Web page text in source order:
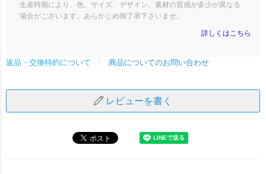
生産時期により、色、サイズ、デザイン、素材の質感が多少が異なる
場合がございます。あらかじめ御了承下さいませ。
詳しくはこちら
返品・交換特約について 商品についてのお問い合わせ
レビューを書く